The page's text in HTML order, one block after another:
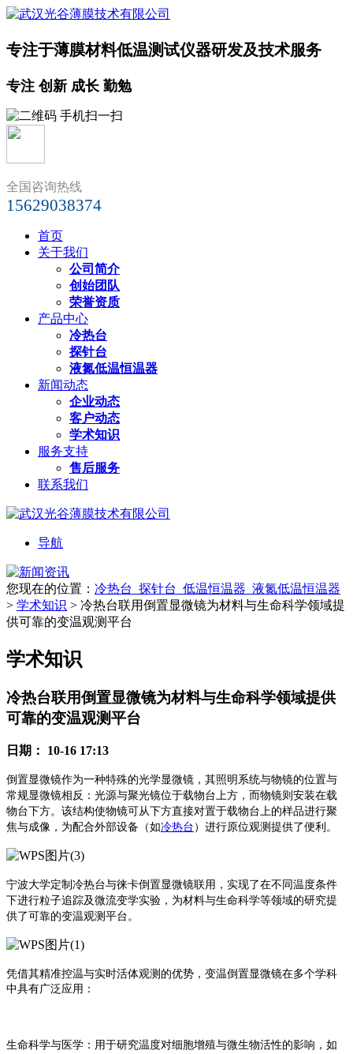
专注于薄膜材料低温测试仪器研发及技术服务
专注 创新 成长 勤勉
全国咨询热线
15629038374
首页
关于我们
公司简介
创始团队
荣誉资质
产品中心
冷热台
探针台
液氮低温恒温器
新闻动态
企业动态
客户动态
学术知识
服务支持
售后服务
联系我们
导航
您现在的位置： 冷热台_探针台_低温恒温器_液氮低温恒温器
> 学术知识 > 冷热台联用倒置显微镜为材料与生命科学领域提
供可靠的变温观测平台
学术知识
冷热台联用倒置显微镜为材料与生命科学领域提供
可靠的变温观测平台
日期： 10-16 17:13
倒置显微镜作为一种特殊的光学显微镜，其照明系统与物镜的位置与
常规显微镜相反：光源与聚光镜位于载物台上方，而物镜则安装在载
物台下方。该结构使物镜可从下方直接对置于载物台上的样品进行聚
焦与成像，为配合外部设备（如冷热台 ）进行原位观测提供了便利。
宁波大学定制冷热台与徕卡倒置显微镜联用，实现了在不同温度条件
下进行粒子追踪及微流变学实验，为材料与生命科学等领域的研究提
供了可靠的变温观测平台。
凭借其精准控温与实时活体观测的优势，变温倒置显微镜在多个学科
中具有广泛应用：
生命科学与医学：用于研究温度对细胞增殖与微生物活性的影响，如